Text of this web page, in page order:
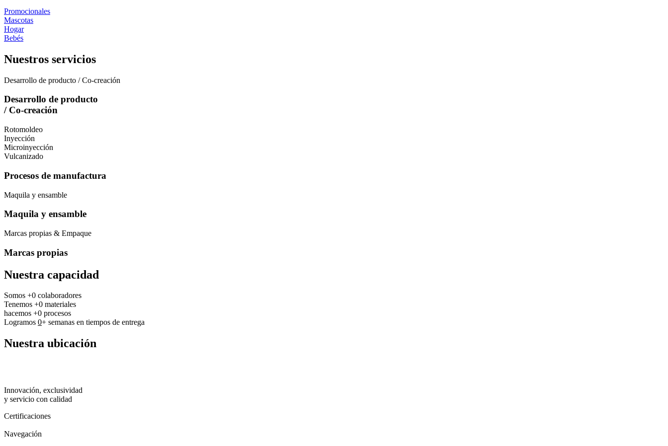
Promocionales
Mascotas
Hogar
Bebés
Nuestros servicios
Desarrollo de producto / Co-creación
Desarrollo de producto
/ Co-creación
Rotomoldeo
Inyección
Microinyección
Vulcanizado
Procesos de manufactura
Maquila y ensamble
Maquila y ensamble
Marcas propias & Empaque
Marcas propias
Nuestra capacidad
Somos +0 colaboradores
Tenemos +0 materiales
hacemos +0 procesos
Logramos 0+ semanas en tiempos de entrega
Nuestra ubicación
Innovación, exclusividad
y servicio con calidad
Certificaciones
Navegación